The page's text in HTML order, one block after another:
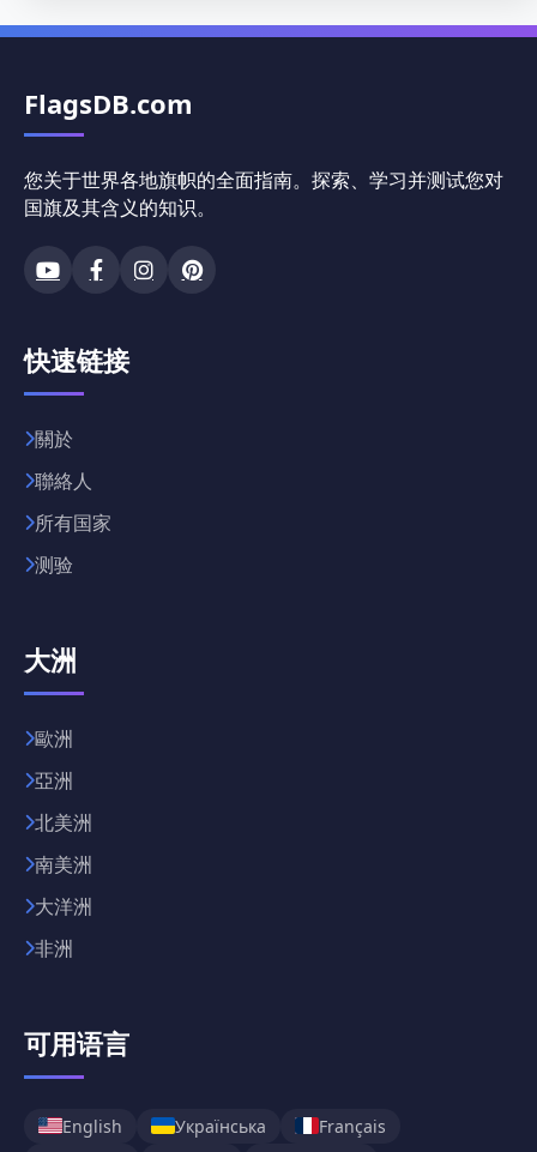
FlagsDB.com
您关于世界各地旗帜的全面指南。探索、学习并测试您对
国旗及其含义的知识。
快速链接
關於
聯絡人
所有国家
测验
大洲
歐洲
亞洲
北美洲
南美洲
大洋洲
非洲
可用语言
English Українська
Français